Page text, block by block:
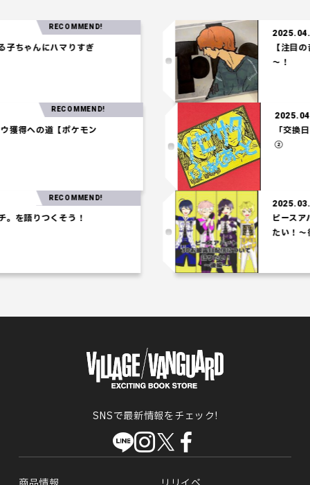
ゃんにハマりすぎ
RECOMMEND!
2025.04.24
【注目の
～！
ウ獲得への道【ポケモン
RECOMMEND!
「交
語りつくそう！
RECOMMEND!
2025.03.06
ピースア
たい！～後
SNSで最新情報をチェック!